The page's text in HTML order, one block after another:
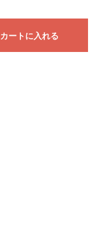
カートに入れる